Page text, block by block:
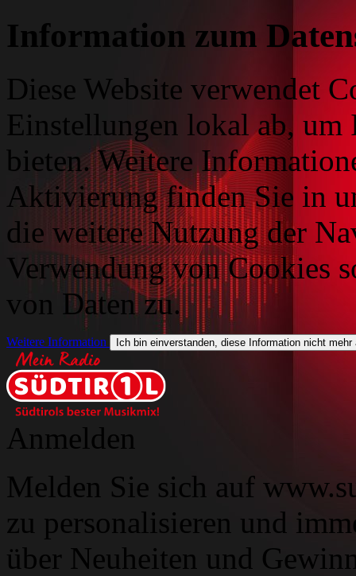
Information zum
Diese Website verwendet
Einstellungen lokal ab, um
bieten. Weitere
Aktivierung finden Sie in
die weitere Nutzung der
Verwendung von Cookies
von Daten zu.
Weitere Information Ich bin einverstanden, diese Information nicht mehr
Anmelden
Melden Sie sich auf
zu personalisieren und
über Neuheiten und